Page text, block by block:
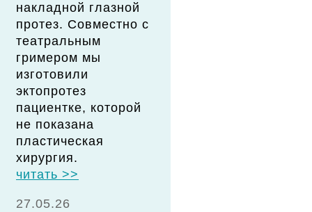
накладной глазной
протез. Совместно с
театральным
гримером мы
изготовили
эктопротез
пациентке, которой
не показана
пластическая
хирургия.
читать >>
27.05.26